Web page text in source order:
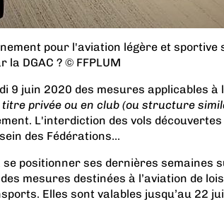
pour l'aviation légère et sportive
DGAC ? © FFPLUM
9 juin 2020 des mesures applicables à
privée ou en club (ou structure
L'interdiction des vols
des Fédérations...
se positionner ses dernières semaines
mesures destinées à l’aviation de
Elles sont valables jusqu’au 22